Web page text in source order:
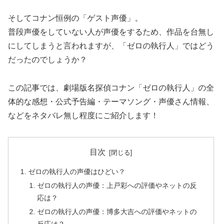
そしてコナン恒例の「ゲスト声優」。
普段声優をしていない人が声優をするため、作品を台無し
にしてしまうと言われますが、「ゼロの執行人」ではどう
だったのでしょうか？
この記事では、劇場版名探偵コナン「ゼロの執行人」の全
体的な感想・公式予告編・テーマソング・声優さん情報、
などをネタバレ無し程度にご紹介します！
目次
ゼロの執行人の声優はひどい？
ゼロの執行人の声優：上戸彩への評価やネットの反
応は？
ゼロの執行人の声優：博多大吉への評価やネットの